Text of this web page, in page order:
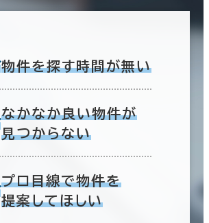
物件を探す時間が無い
なかなか良い物件が
見つからない
プロ目線で物件を
提案してほしい